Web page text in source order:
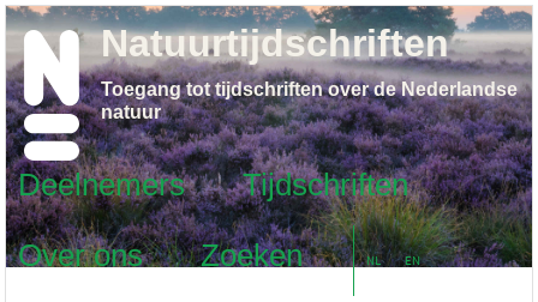
Deelnemers
Tijdschriften
Over ons
Zoeken NL EN
Natuurtijdschriften
Toegang tot tijdschriften over de Nederlandse
natuur